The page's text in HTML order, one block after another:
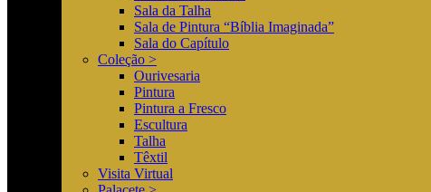
Sala da Talha
Sala de Pintura “Bíblia Imaginada”
Sala do Capítulo
Coleção >
Ourivesaria
Pintura
Pintura a Fresco
Escultura
Talha
Têxtil
Visita Virtual